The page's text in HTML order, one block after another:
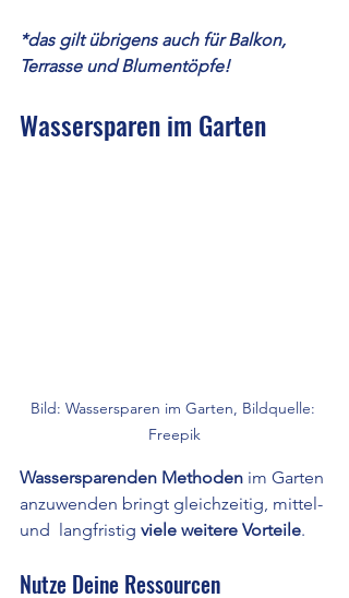
*das gilt übrigens auch für Balkon,
Terrasse und Blumentöpfe!
Wassersparen im Garten
Bild: Wassersparen im Garten, Bildquelle:
Freepik
Wassersparenden Methoden im Garten
anzuwenden bringt gleichzeitig, mittel-
und  langfristig viele weitere Vorteile.
Nutze Deine Ressourcen